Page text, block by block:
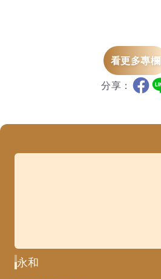
看更多專欄
分享：
永和